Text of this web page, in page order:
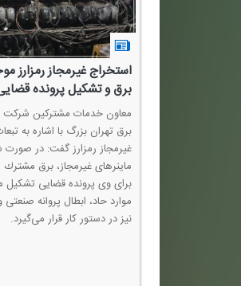
استخراج غیرمجاز رمزارز
برق و تشكیل پرونده
معاون خدمات مشتركین شركت
برق تهران بزرگ با اشاره به
غیرمجاز رمزارز گفت: در صورت
ماینرهای غیرمجاز، برق
برای وی پرونده قضایی
موارد حاد، ابطال پروانه
نیز در دستور كار قرار می‌گیرد.